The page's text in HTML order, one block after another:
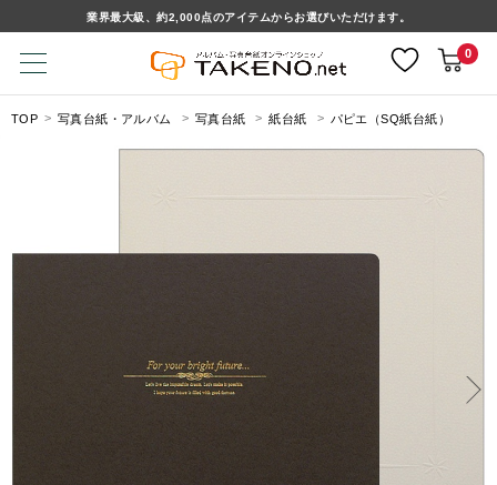
業界最大級、約2,000点のアイテムからお選びいただけます。
0
TOP 写真台紙・アルバム 写真台紙 紙台紙 パピエ（SQ紙台紙）